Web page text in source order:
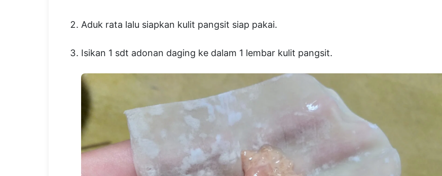
Aduk rata lalu siapkan kulit pangsit siap pakai.
Isikan 1 sdt adonan daging ke dalam 1 lembar kulit pangsit.